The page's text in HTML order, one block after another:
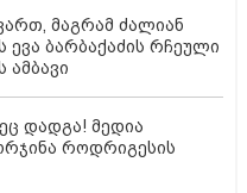
მაგრამ ძალიან
ევა ბარბაქაძის რჩეული
დადგა! მედია
როდრიგესის